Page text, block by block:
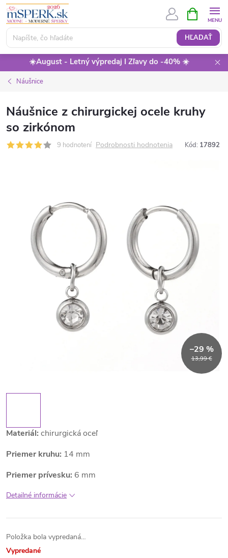
Prejsť
obsah
HĽADAŤ
KOŠÍK
☀️August - Letný výpredaj I Zľavy do -40% ☀️
Náušnice
Náušnice z chirurgickej ocele kruhy
so zirkónom
9 hodnotení Podrobnosti hodnotenia Kód: 17892
13,99 €
–29 %
Materiál: chirurgická oceľ
Priemer kruhu: 14 mm
Priemer prívesku: 6 mm
Detailné informácie
Položka bola vypredaná…
Vypredané